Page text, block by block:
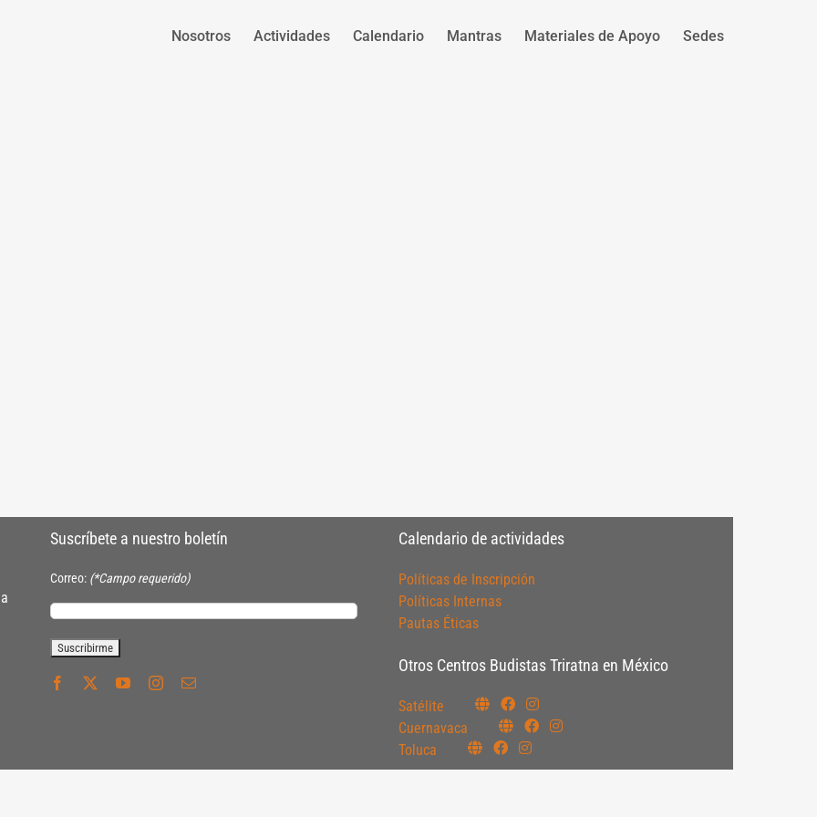
Nosotros Actividades Calendario Mantras Materiales de Apoyo Sedes
Suscríbete a nuestro boletín
Correo: (*Campo requerido)
Calendario de actividades
Políticas de Inscripción
Políticas Internas
Pautas Éticas
Otros Centros Budistas Triratna en México
Satélite
Cuernavaca
Toluca